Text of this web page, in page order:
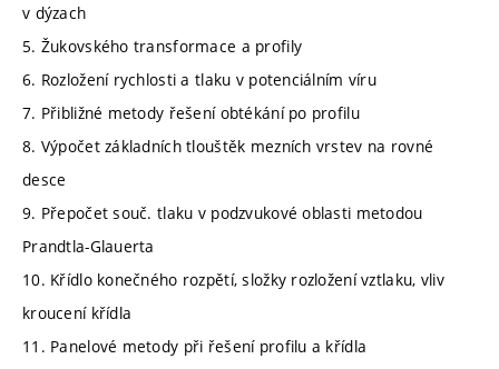
v dýzach
5. Žukovského transformace a profily
6. Rozložení rychlosti a tlaku v potenciálním víru
7. Přibližné metody řešení obtékání po profilu
8. Výpočet základních tlouštěk mezních vrstev na rovné
desce
9. Přepočet souč. tlaku v podzvukové oblasti metodou
Prandtla-Glauerta
10. Křídlo konečného rozpětí, složky rozložení vztlaku, vliv
kroucení křídla
11. Panelové metody při řešení profilu a křídla